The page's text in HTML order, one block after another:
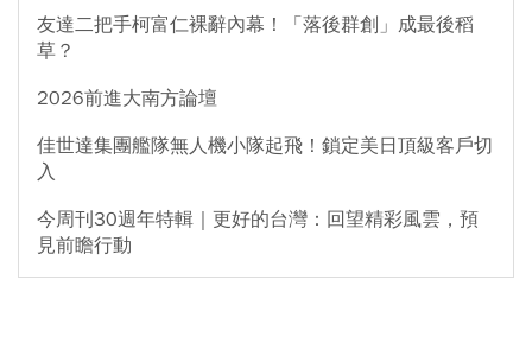
友達二把手柯富仁裸辭內幕！「落後群創」成最後稻
草？
2026前進大南方論壇
佳世達集團艦隊無人機小隊起飛！鎖定美日頂級客戶切
入
今周刊30週年特輯｜更好的台灣：回望精彩風雲，預
見前瞻行動